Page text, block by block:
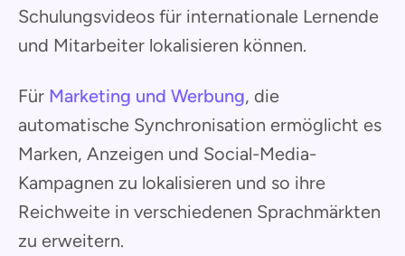
Schulungsvideos für internationale Lernende
und Mitarbeiter lokalisieren können.
Für Marketing und Werbung, die
automatische Synchronisation ermöglicht es
Marken, Anzeigen und Social-Media-
Kampagnen zu lokalisieren und so ihre
Reichweite in verschiedenen Sprachmärkten
zu erweitern.